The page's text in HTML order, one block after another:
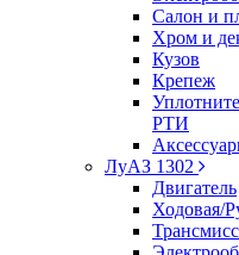
Салон и
Хром и
Кузов
Крепеж
РТИ
ЛуАЗ 1302
Двигатель
Ходовая/